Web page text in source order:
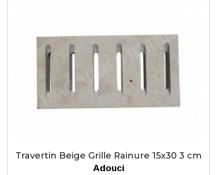
Travertin Beige Grille Rainure 15x30 3 cm
Adouci